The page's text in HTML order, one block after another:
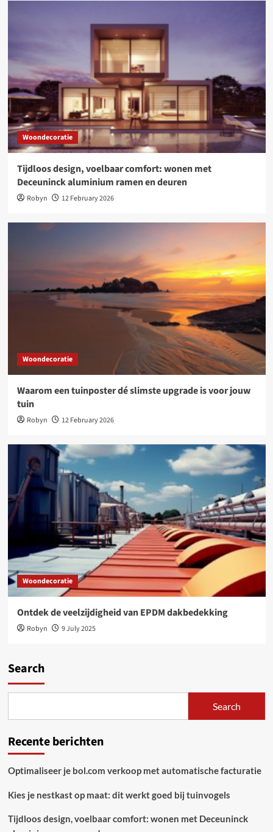
Woondecoratie
Tijdloos design, voelbaar comfort: wonen met
Deceuninck aluminium ramen en deuren
Robyn 12 February 2026
Woondecoratie
Waarom een tuinposter dé slimste upgrade is voor jouw
tuin
Robyn 12 February 2026
Woondecoratie
Ontdek de veelzijdigheid van EPDM dakbedekking
Robyn 9 July 2025
Search
Search
Recente berichten
Optimaliseer je bol.com verkoop met automatische facturatie
Kies je nestkast op maat: dit werkt goed bij tuinvogels
Tijdloos design, voelbaar comfort: wonen met Deceuninck